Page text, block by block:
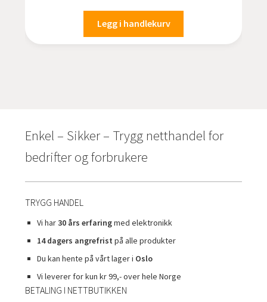
Legg i handlekurv
Enkel – Sikker – Trygg netthandel for
bedrifter og forbrukere
TRYGG HANDEL
Vi har30 års erfaringmed elektronikk
14 dagers angrefrist på alle produkter
Du kan hente på vårt lager i Oslo
Vi leverer for kun kr 99,- over hele Norge
BETALING I NETTBUTIKKEN